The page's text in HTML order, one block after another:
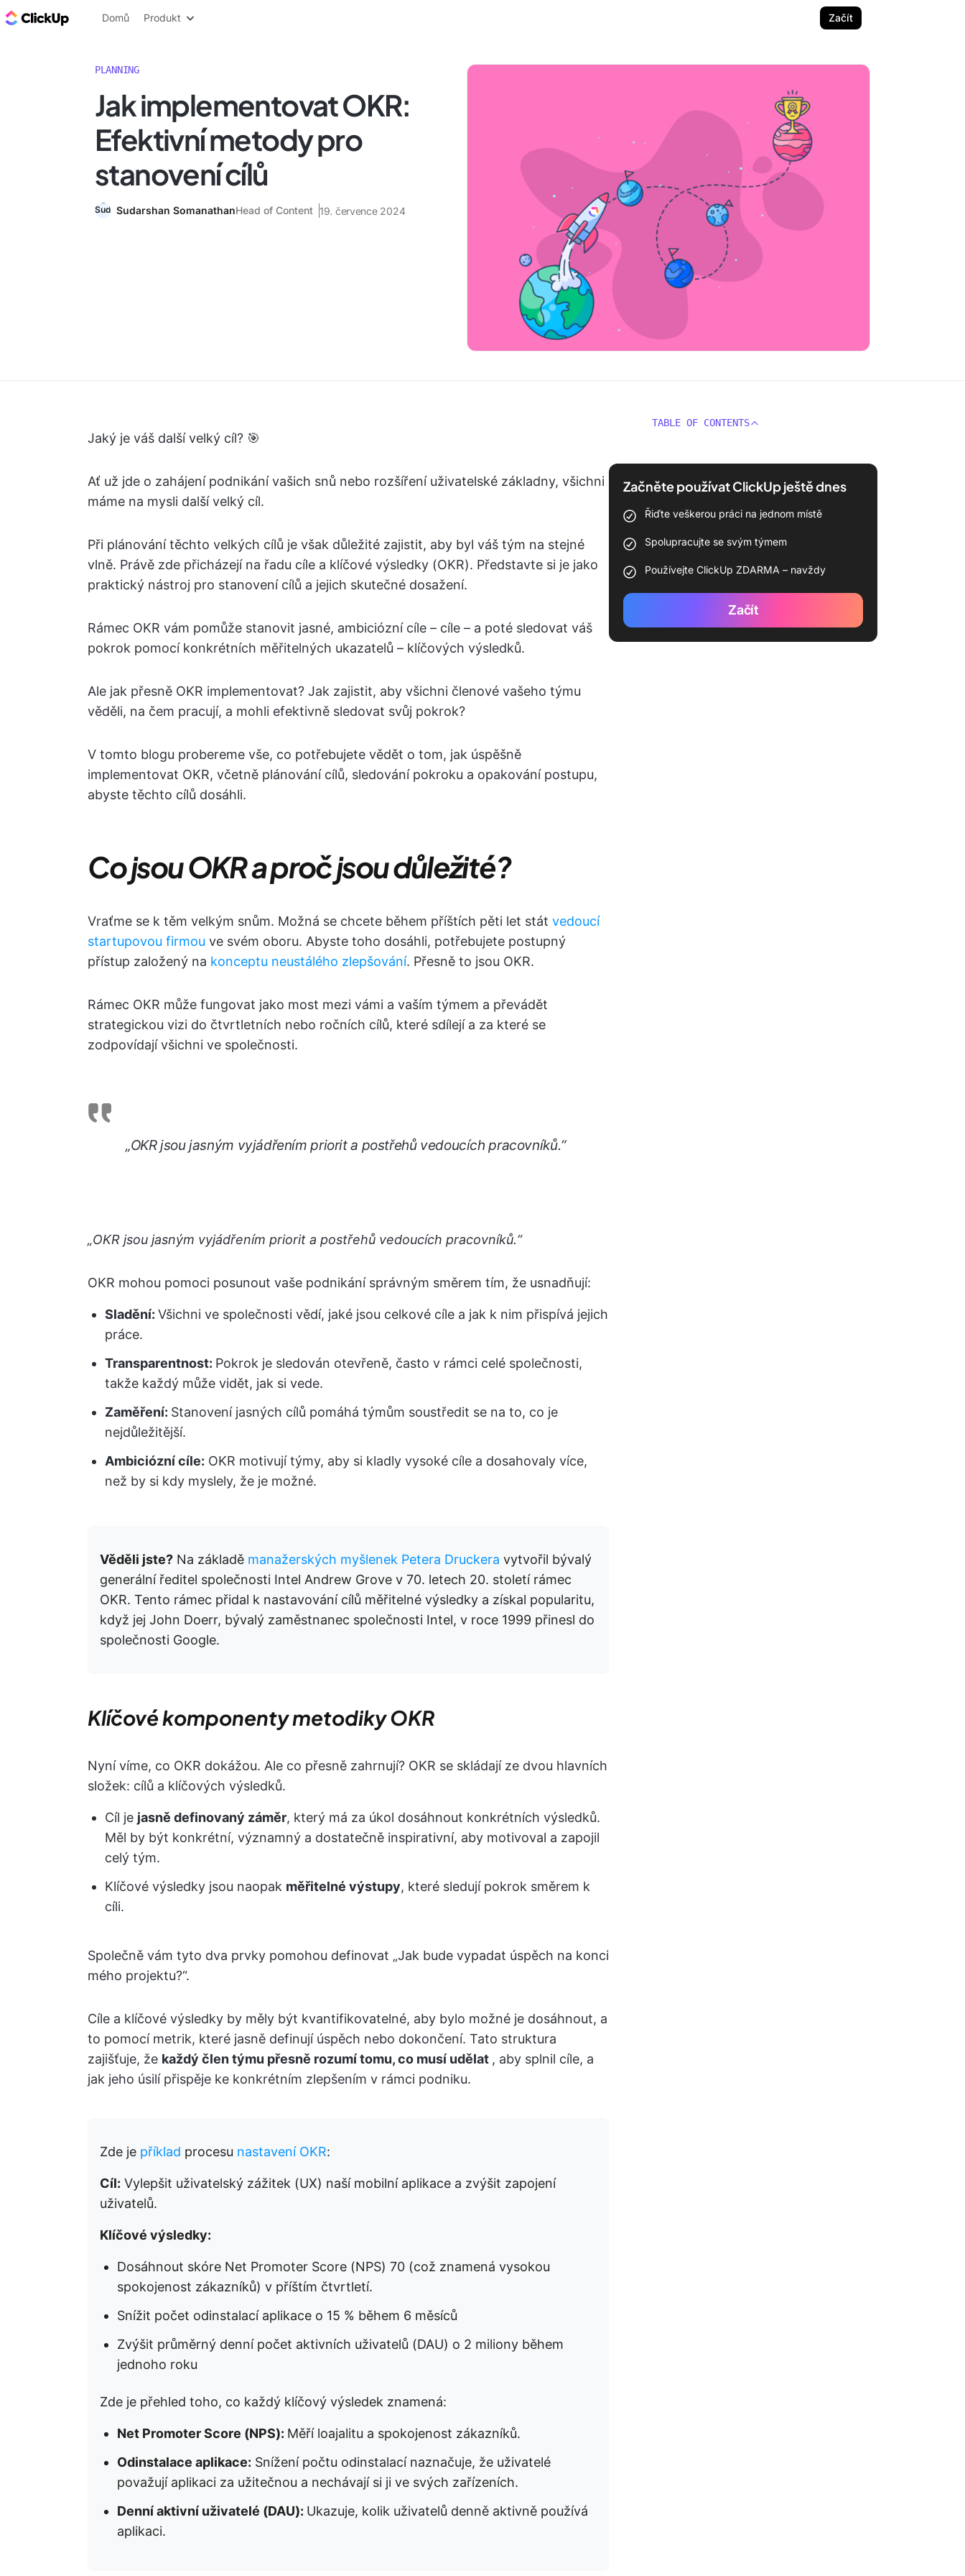
ClickUp blog
Domů Produkt Začít
PLANNING
Jak implementovat OKR:
Efektivní metody pro
stanovení cílů
Sudarshan SomanathanHead of Content 19. července 2024
Jaký je váš další velký cíl? 🎯
Ať už jde o zahájení podnikání vašich snů nebo rozšíření uživatelské základny, všichni
máme na mysli další velký cíl.
Při plánování těchto velkých cílů je však důležité zajistit, aby byl váš tým na stejné
vlně. Právě zde přicházejí na řadu cíle a klíčové výsledky (OKR). Představte si je jako
praktický nástroj pro stanovení cílů a jejich skutečné dosažení.
Rámec OKR vám pomůže stanovit jasné, ambiciózní cíle – cíle – a poté sledovat váš
pokrok pomocí konkrétních měřitelných ukazatelů – klíčových výsledků.
Ale jak přesně OKR implementovat? Jak zajistit, aby všichni členové vašeho týmu
věděli, na čem pracují, a mohli efektivně sledovat svůj pokrok?
V tomto blogu probereme vše, co potřebujete vědět o tom, jak úspěšně
implementovat OKR, včetně plánování cílů, sledování pokroku a opakování postupu,
abyste těchto cílů dosáhli.
Co jsou OKR a proč jsou důležité?
Vraťme se k těm velkým snům. Možná se chcete během příštích pěti let stát vedoucí
startupovou firmou ve svém oboru. Abyste toho dosáhli, potřebujete postupný
přístup založený na konceptu neustálého zlepšování. Přesně to jsou OKR.
Rámec OKR může fungovat jako most mezi vámi a vaším týmem a převádět
strategickou vizi do čtvrtletních nebo ročních cílů, které sdílejí a za které se
zodpovídají všichni ve společnosti.
„OKR jsou jasným vyjádřením priorit a postřehů vedoucích pracovníků.“
„OKR jsou jasným vyjádřením priorit a postřehů vedoucích pracovníků.“
OKR mohou pomoci posunout vaše podnikání správným směrem tím, že usnadňují:
Sladění: Všichni ve společnosti vědí, jaké jsou celkové cíle a jak k nim přispívá jejich
práce.
Transparentnost: Pokrok je sledován otevřeně, často v rámci celé společnosti,
takže každý může vidět, jak si vede.
Zaměření: Stanovení jasných cílů pomáhá týmům soustředit se na to, co je
nejdůležitější.
Ambiciózní cíle: OKR motivují týmy, aby si kladly vysoké cíle a dosahovaly více,
než by si kdy myslely, že je možné.
Věděli jste? Na základě manažerských myšlenek Petera Druckera vytvořil bývalý
generální ředitel společnosti Intel Andrew Grove v 70. letech 20. století rámec
OKR. Tento rámec přidal k nastavování cílů měřitelné výsledky a získal popularitu,
když jej John Doerr, bývalý zaměstnanec společnosti Intel, v roce 1999 přinesl do
společnosti Google.
Klíčové komponenty metodiky OKR
Nyní víme, co OKR dokážou. Ale co přesně zahrnují? OKR se skládají ze dvou hlavních
složek: cílů a klíčových výsledků.
Cíl je jasně definovaný záměr, který má za úkol dosáhnout konkrétních výsledků.
Měl by být konkrétní, významný a dostatečně inspirativní, aby motivoval a zapojil
celý tým.
Klíčové výsledky jsou naopak měřitelné výstupy, které sledují pokrok směrem k
cíli.
Společně vám tyto dva prvky pomohou definovat „Jak bude vypadat úspěch na konci
mého projektu?“.
Cíle a klíčové výsledky by měly být kvantifikovatelné, aby bylo možné je dosáhnout, a
to pomocí metrik, které jasně definují úspěch nebo dokončení. Tato struktura
zajišťuje, že každý člen týmu přesně rozumí tomu, co musí udělat , aby splnil cíle, a
jak jeho úsilí přispěje ke konkrétním zlepšením v rámci podniku.
Zde je příklad procesu nastavení OKR:
Cíl: Vylepšit uživatelský zážitek (UX) naší mobilní aplikace a zvýšit zapojení
uživatelů.
Klíčové výsledky:
Dosáhnout skóre Net Promoter Score (NPS) 70 (což znamená vysokou
spokojenost zákazníků) v příštím čtvrtletí.
Snížit počet odinstalací aplikace o 15 % během 6 měsíců
Zvýšit průměrný denní počet aktivních uživatelů (DAU) o 2 miliony během
jednoho roku
Zde je přehled toho, co každý klíčový výsledek znamená:
Net Promoter Score (NPS): Měří loajalitu a spokojenost zákazníků.
Odinstalace aplikace: Snížení počtu odinstalací naznačuje, že uživatelé
považují aplikaci za užitečnou a nechávají si ji ve svých zařízeních.
Denní aktivní uživatelé (DAU): Ukazuje, kolik uživatelů denně aktivně používá
aplikaci.
TABLE OF CONTENTS
Začněte používat ClickUp ještě dnes
Řiďte veškerou práci na jednom místě
Spolupracujte se svým týmem
Používejte ClickUp ZDARMA – navždy
Začít